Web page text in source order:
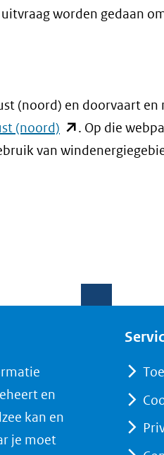
worden gedaan
(noord) en doorvaart
(noord) (opent
in
andere
website)
. Op die
van
en
kan en
je moet